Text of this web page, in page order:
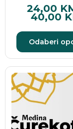
24,00
40,00
Odaberi